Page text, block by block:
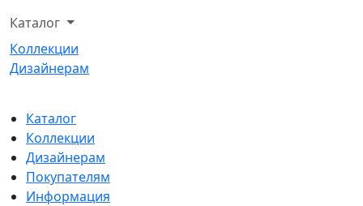
Каталог
Коллекции
Дизайнерам
Каталог
Коллекции
Дизайнерам
Покупателям
Информация